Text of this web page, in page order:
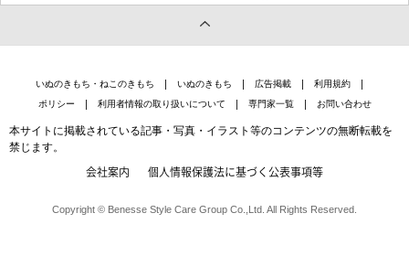
いぬのきもち・ねこのきもち いぬのきもち 広告掲載
利用規約
ポリシー
利用者情報の取り扱いについて 専門家一覧 お問い合わせ
本サイトに掲載されている記事・写真・イラスト等のコンテンツの無断転載を
禁じます。
会社案内 個人情報保護法に基づく公表事項等
Copyright © Benesse Style Care Group Co.,Ltd. All Rights Reserved.